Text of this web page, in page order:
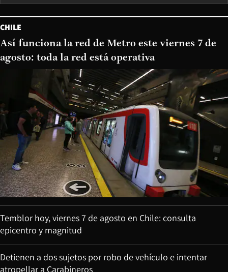
CHILE
Así funciona la red de Metro este viernes 7 de
agosto: toda la red está operativa
Temblor hoy, viernes 7 de agosto en Chile: consulta
epicentro y magnitud
Detienen a dos sujetos por robo de vehículo e intentar
atropellar a Carabineros